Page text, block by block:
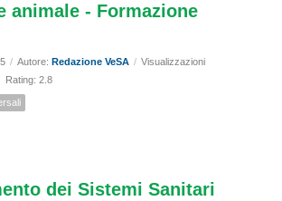
animale - Formazione
/ Autore: Redazione VeSA / Visualizzazioni
Rating: 2.8
dei Sistemi Sanitari